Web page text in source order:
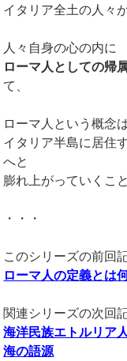
イタリア全土の人々
人々自身の心の内に
ローマ人としての帰
て、
ローマ人という概念は
イタリア半島に居住
へと
膨れ上がっていくこ
・・・
このシリーズの前回
ローマ人の定義とは
関連シリーズの次回
海洋民族エトルリア
海の語源